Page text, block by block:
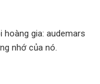
gia: audemars
nhớ của nó.